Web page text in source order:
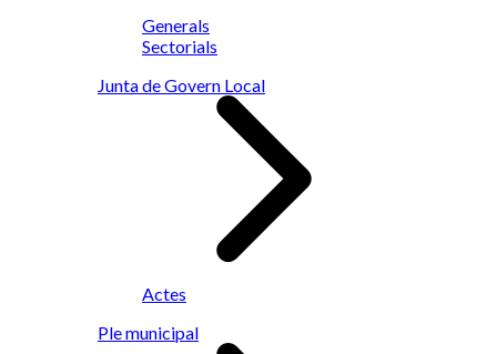
Generals
Sectorials
Junta de Govern Local
Actes
Ple municipal